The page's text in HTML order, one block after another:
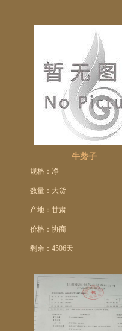
牛蒡子
规格：净
数量：大货
产地：甘肃
价格：协商
剩余：4506天